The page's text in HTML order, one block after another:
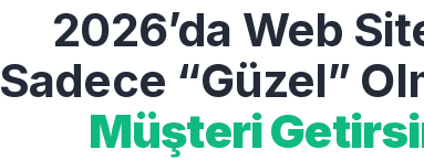
2026’da Web
Sadece “Güzel”
Müşteri